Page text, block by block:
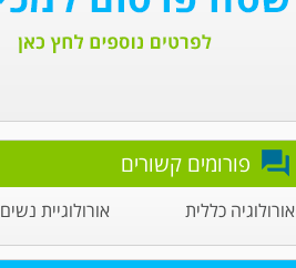
פורומים קשורים
אורולוגיה כללית אורולוגיית נשים